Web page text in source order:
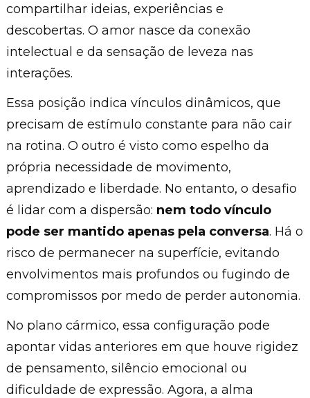
compartilhar ideias, experiências e
descobertas. O amor nasce da conexão
intelectual e da sensação de leveza nas
interações.
Essa posição indica vínculos dinâmicos, que
precisam de estímulo constante para não cair
na rotina. O outro é visto como espelho da
própria necessidade de movimento,
aprendizado e liberdade. No entanto, o desafio
é lidar com a dispersão: nem todo vínculo
pode ser mantido apenas pela conversa. Há o
risco de permanecer na superfície, evitando
envolvimentos mais profundos ou fugindo de
compromissos por medo de perder autonomia.
No plano cármico, essa configuração pode
apontar vidas anteriores em que houve rigidez
de pensamento, silêncio emocional ou
dificuldade de expressão. Agora, a alma